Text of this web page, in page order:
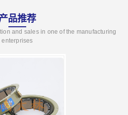
品推荐
and sales in one of the manufacturing
enterprises